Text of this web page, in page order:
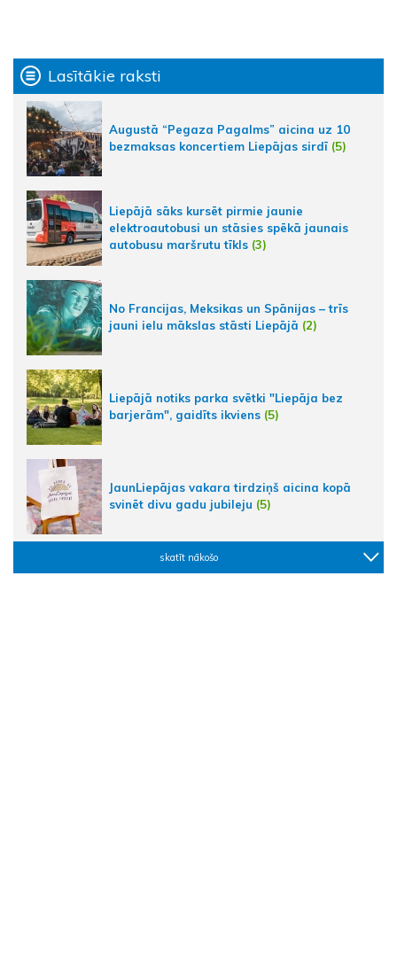
Lasītākie raksti
Augustā “Pegaza Pagalms” aicina uz 10
bezmaksas koncertiem Liepājas sirdī (5)
Liepājā sāks kursēt pirmie jaunie
elektroautobusi un stāsies spēkā jaunais
autobusu maršrutu tīkls (3)
No Francijas, Meksikas un Spānijas – trīs
jauni ielu mākslas stāsti Liepājā (2)
Liepājā notiks parka svētki "Liepāja bez
barjerām", gaidīts ikviens (5)
JaunLiepājas vakara tirdziņš aicina kopā
svinēt divu gadu jubileju (5)
skatīt nākošo